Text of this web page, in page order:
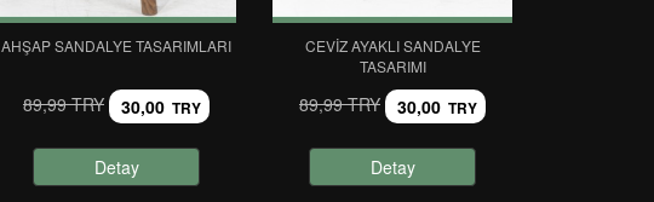
AHŞAP SANDALYE TASARIMLARI
89,99 TRY 30,00 TRY
Detay
CEVIZ AYAKLI SANDALYE
TASARIMI
89,99 TRY 30,00 TRY
Detay